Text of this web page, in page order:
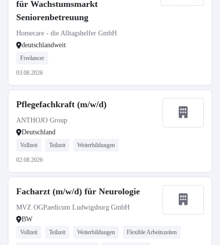
für Wachstumsmarkt
Seniorenbetreuung
Homecare - die Alltagshelfer GmbH
deutschlandweit
Freelancer
03.08.2026
Pflegefachkraft (m/w/d)
ANTHOJO Group
Deutschland
Vollzeit Teilzeit Weiterbildungen
02.08.2026
Facharzt (m/w/d) für Neurologie
MVZ OGPaedicum Ludwigsburg GmbH
BW
Vollzeit Teilzeit Weiterbildungen Flexible Arbeitszeiten